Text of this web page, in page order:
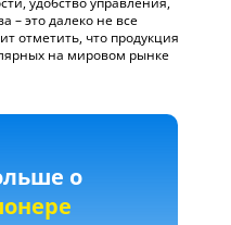
– это далеко не все
отметить, что продукция
на мировом рынке
о